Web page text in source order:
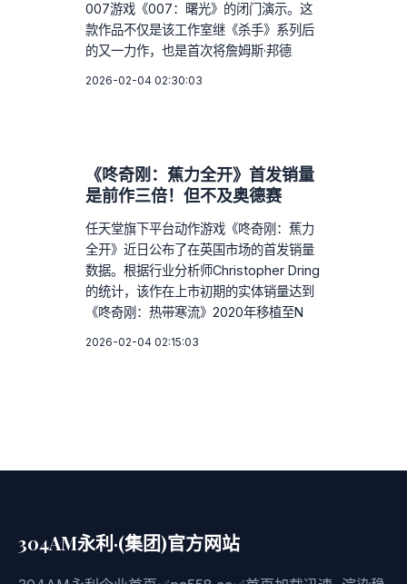
007游戏《007：曙光》的闭门演示。这
款作品不仅是该工作室继《杀手》系列后
的又一力作，也是首次将詹姆斯·邦德
2026-02-04 02:30:03
《咚奇刚：蕉力全开》首发销量
是前作三倍！但不及奥德赛
任天堂旗下平台动作游戏《咚奇刚：蕉力
全开》近日公布了在英国市场的首发销量
数据。根据行业分析师Christopher Dring
的统计，该作在上市初期的实体销量达到
《咚奇刚：热带寒流》2020年移植至N
2026-02-04 02:15:03
304AM永利·(集团)官方网站